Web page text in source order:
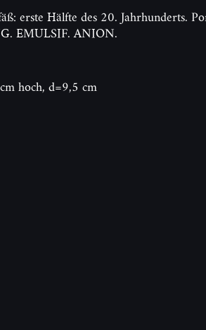
erste Hälfte des 20. Jahrhunderts.
EMULSIF. ANION.
hoch, d=9,5 cm